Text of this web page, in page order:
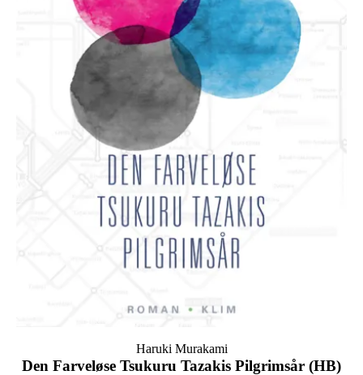
Den Farveløse Tsukuru Tazakis Pilgrimsår (HB)
Haruki Murakami